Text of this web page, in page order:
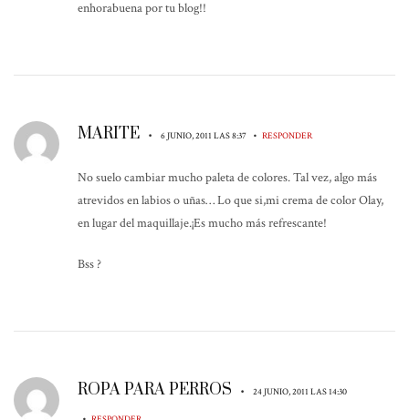
enhorabuena por tu blog!!
MARITE • 6 JUNIO, 2011 LAS 8:37 • RESPONDER
No suelo cambiar mucho paleta de colores. Tal vez, algo más
atrevidos en labios o uñas… Lo que si,mi crema de color Olay,
en lugar del maquillaje.¡Es mucho más refrescante!
Bss ?
ROPA PARA PERROS • 24 JUNIO, 2011 LAS 14:30